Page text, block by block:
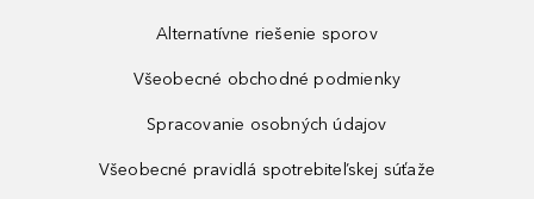
Alternatívne riešenie sporov
Všeobecné obchodné podmienky
Spracovanie osobných údajov
Všeobecné pravidlá spotrebiteľskej súťaže